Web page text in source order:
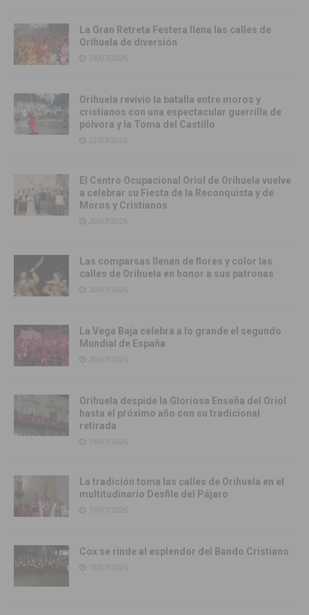
La Gran Retreta Festera llena las calles de
Orihuela de diversión
24/07/2026
Orihuela revivió la batalla entre moros y
cristianos con una espectacular guerrilla de
pólvora y la Toma del Castillo
22/07/2026
El Centro Ocupacional Oriol de Orihuela vuelve
a celebrar su Fiesta de la Reconquista y de
Moros y Cristianos
20/07/2026
Las comparsas llenan de flores y color las
calles de Orihuela en honor a sus patronas
20/07/2026
La Vega Baja celebra a lo grande el segundo
Mundial de España
20/07/2026
Orihuela despide la Gloriosa Enseña del Oriol
hasta el próximo año con su tradicional
retirada
19/07/2026
La tradición toma las calles de Orihuela en el
multitudinario Desfile del Pájaro
19/07/2026
Cox se rinde al esplendor del Bando Cristiano
18/07/2026